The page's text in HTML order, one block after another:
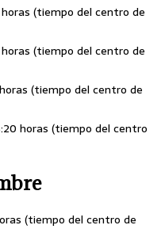
horas (tiempo del centro de
horas (tiempo del centro de
(tiempo del centro de
horas (tiempo del centro
(tiempo del centro de